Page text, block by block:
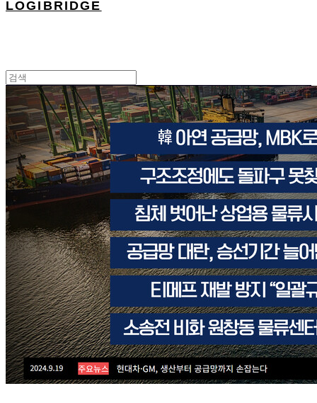
LOGIBRIDGE